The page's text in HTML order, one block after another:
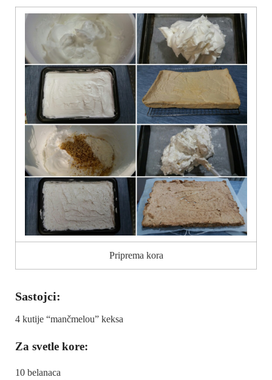
Priprema kora
Sastojci:
4 kutije “mančmelou” keksa
Za svetle kore:
10 belanaca